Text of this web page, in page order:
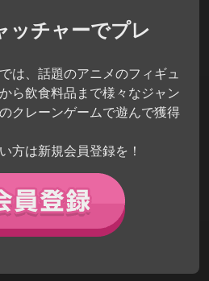
ッチャーでプレ
は、話題のアニメのフィギュ
ら飲食料品まで様々なジャン
クレーンゲームで遊んで獲得
方は新規会員登録を！